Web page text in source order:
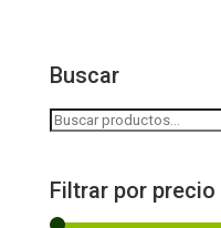
Buscar
Buscar
Filtrar por precio